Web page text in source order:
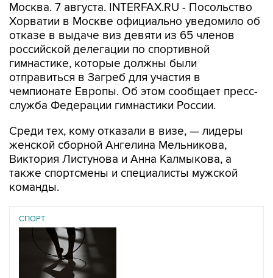
Москва. 7 августа. INTERFAX.RU - Посольство
Хорватии в Москве официально уведомило об
отказе в выдаче виз девяти из 65 членов
российской делегации по спортивной
гимнастике, которые должны были
отправиться в Загреб для участия в
чемпионате Европы. Об этом сообщает пресс-
служба Федерации гимнастики России.
Среди тех, кому отказали в визе, — лидеры
женской сборной Ангелина Мельникова,
Виктория Листунова и Анна Калмыкова, а
также спортсмены и специалисты мужской
команды.
СПОРТ